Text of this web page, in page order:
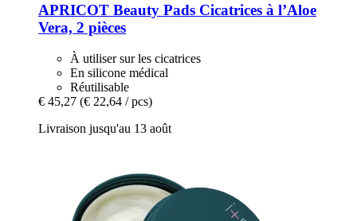
APRICOT Beauty Pads Cicatrices à l’Aloe
Vera, 2 pièces
À utiliser sur les cicatrices
En silicone médical
Réutilisable
€ 45,27 (€ 22,64 / pcs)
Livraison jusqu'au 13 août